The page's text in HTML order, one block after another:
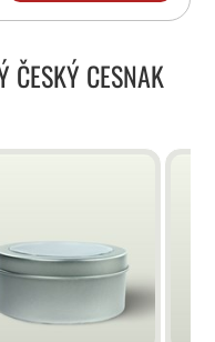
ČESKÝ CESNAK